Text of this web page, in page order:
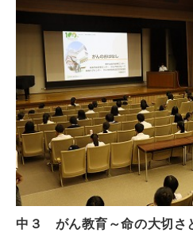
中３ がん教育～命の大切さ